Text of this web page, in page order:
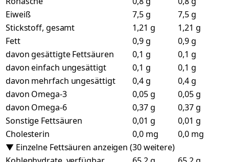
Eiweiß
7,5 g
7,5 g
Stickstoff, gesamt
1,21 g
1,21 g
Fett
0,9 g
0,9 g
davon gesättigte Fettsäuren
0,1 g
0,1 g
davon einfach ungesättigt
0,1 g
0,1 g
davon mehrfach ungesättigt
0,4 g
0,4 g
davon Omega-3
0,05 g
0,05 g
davon Omega-6
0,37 g
0,37 g
Sonstige Fettsäuren
0,01 g
0,01 g
Cholesterin
0,0 mg
0,0 mg
▼ Einzelne Fettsäuren anzeigen (30 weitere)